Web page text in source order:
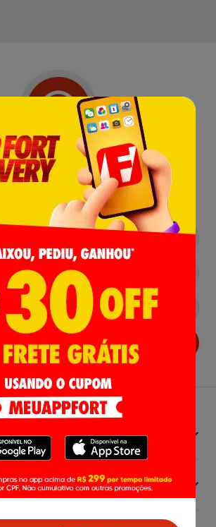
nossas Novidades,
e Promoções!
Cadastrar
dasPoliticas de Privacidade.